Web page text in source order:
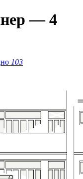
— 4
103